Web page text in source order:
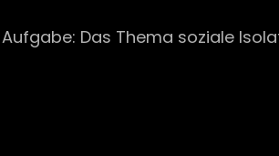
Aufgabe: Das Thema soziale